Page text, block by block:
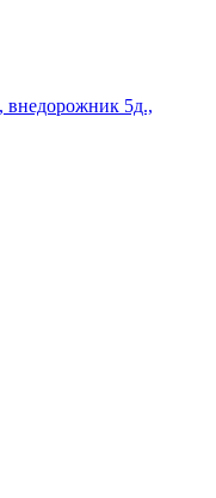
внедорожник 5д.,